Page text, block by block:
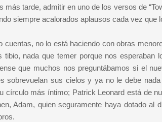
tarde, admitir en uno de los versos de
siempre acalorados aplausos cada vez
cuentas, no lo está haciendo con obras
tibio, nada que temer porque nos esperaban
que muchos nos preguntábamos si el
sobrevuelan sus cielos y ya no le debe
círculo más íntimo; Patrick Leonard está de
Adam, quien seguramente haya dotado